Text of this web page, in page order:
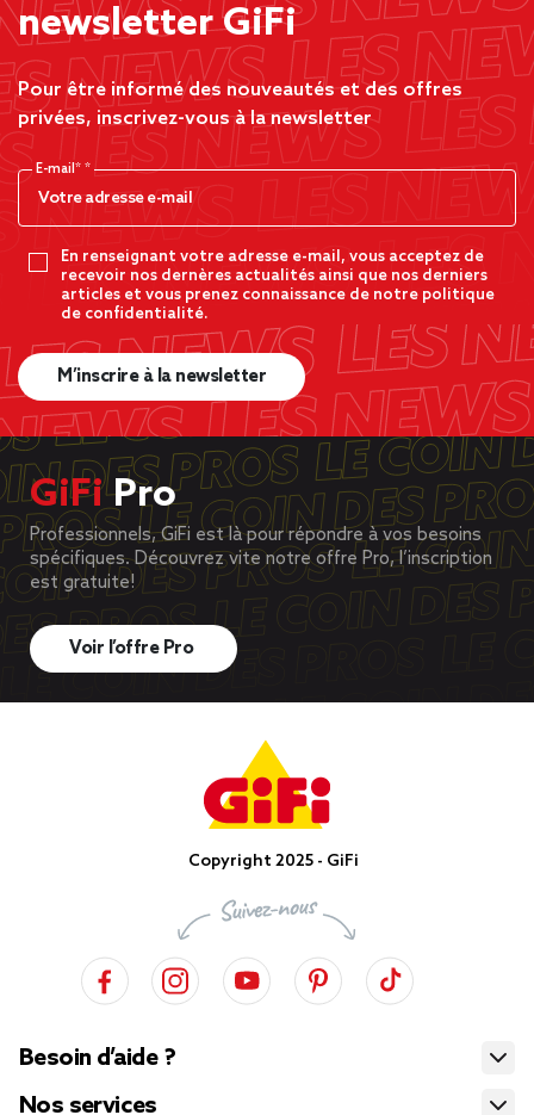
newsletter GiFi
Pour être informé des nouveautés et des offres
privées, inscrivez-vous à la newsletter
E-mail*
En renseignant votre adresse e-mail, vous acceptez de
recevoir nos dernères actualités ainsi que nos derniers
articles et vous prenez connaissance de notre politique
de confidentialité.
M’inscrire à la newsletter
GiFiPro
Professionnels, GiFi est là pour répondre à vos besoins
spécifiques. Découvrez vite notre offre Pro, l’inscription
est gratuite!
Voir l’offre Pro
Copyright 2025 - GiFi
Besoin d’aide ?
Nos services